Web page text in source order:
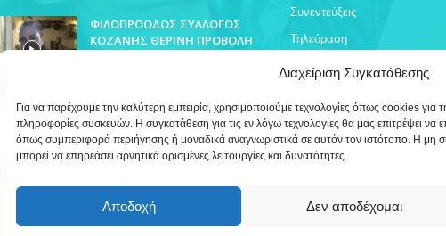
Διαχείριση Συγκατάθεσης
Για να παρέχουμε την καλύτερη εμπειρία, χρησιμοποιούμε τεχνολογίες όπως cookies
πληροφορίες συσκευών. Η συγκατάθεση για τις εν λόγω τεχνολογίες θα μας επιτρέψει
όπως συμπεριφορά περιήγησης ή μοναδικά αναγνωριστικά σε αυτόν τον ιστότοπο. Η μη
μπορεί να επηρεάσει αρνητικά ορισμένες λειτουργίες και δυνατότητες.
Αποδοχή Δεν αποδέχομαι
ΦΙΛΟΠΡΟΟΔΟΣ ΣΥΛΛΟΓΟΣ
ΚΟΖΑΝΗΣ ΘΕΡΙΝΗ ΠΡΟΒΟΛΗ
ΔΡΥΟΒΟΥΝΟ ΠΟΛΙΤΙΣΤΙΚΕΣ
ΕΚΔΗΛΩΣΕΙΣ
Συνεντεύξεις
Τηλεόραση